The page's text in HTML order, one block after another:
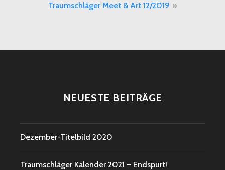
Traumschläger Meet & Art 12/2019
NEUESTE BEITRÄGE
Dezember-Titelbild 2020
Traumschläger Kalender 2021 – Endspurt!